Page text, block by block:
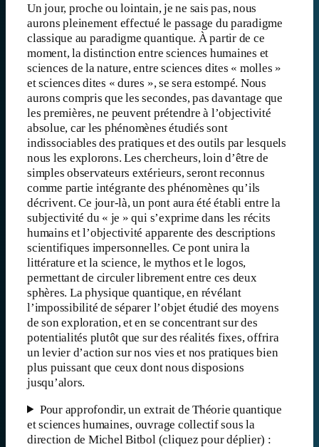
Un jour, proche ou lointain, je ne sais pas, nous
aurons pleinement effectué le passage du paradigme
classique au paradigme quantique. À partir de ce
moment, la distinction entre sciences humaines et
sciences de la nature, entre sciences dites « molles »
et sciences dites « dures », se sera estompé. Nous
aurons compris que les secondes, pas davantage que
les premières, ne peuvent prétendre à l’objectivité
absolue, car les phénomènes étudiés sont
indissociables des pratiques et des outils par lesquels
nous les explorons. Les chercheurs, loin d’être de
simples observateurs extérieurs, seront reconnus
comme partie intégrante des phénomènes qu’ils
décrivent. Ce jour-là, un pont aura été établi entre la
subjectivité du « je » qui s’exprime dans les récits
humains et l’objectivité apparente des descriptions
scientifiques impersonnelles. Ce pont unira la
littérature et la science, le mythos et le logos,
permettant de circuler librement entre ces deux
sphères. La physique quantique, en révélant
l’impossibilité de séparer l’objet étudié des moyens
de son exploration, et en se concentrant sur des
potentialités plutôt que sur des réalités fixes, offrira
un levier d’action sur nos vies et nos pratiques bien
plus puissant que ceux dont nous disposions
jusqu’alors.
Pour approfondir, un extrait de Théorie quantique
et sciences humaines, ouvrage collectif sous la
direction de Michel Bitbol (cliquez pour déplier) :